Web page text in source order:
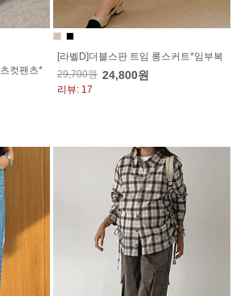
컷팬츠*
[라벨D]더블스판 트임 롱스커트*임부복
29,700원 24,800원
리뷰: 17